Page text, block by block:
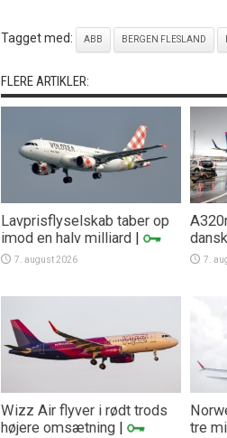
Tagget med: ABB BERGEN FLESLAND
FLERE ARTIKLER:
Lavprisflyselskab taber op
imod en halv milliard |
7. august 2026 7.
Wizz Air flyver i rødt trods
højere omsætning |
tre